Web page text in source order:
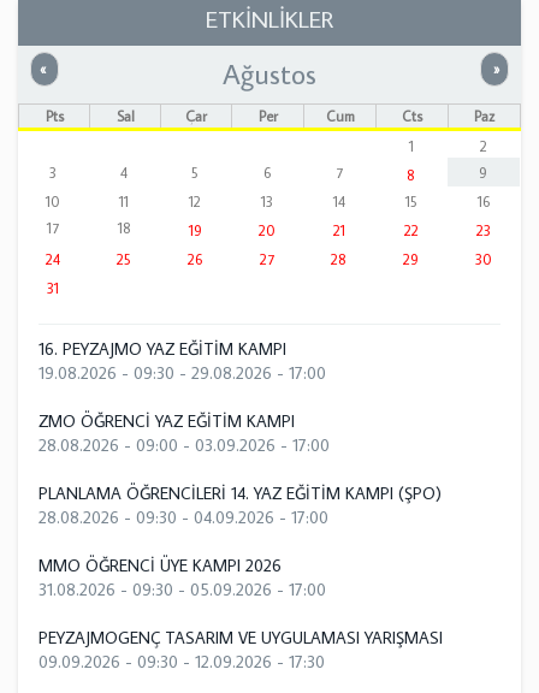
ETKİNLİKLER
« Önceki »
Ağustos
Pts Sal Çar Per Cum Cts
Paz
1
2
3
4 5 6 7 8
9
10
11 12 13 14 15
16
17
18 19 20 21 22
23
24
25 26 27 28 29
30
31
16. PEYZAJMO YAZ EĞİTİM KAMPI
19.08.2026 - 09:30 - 29.08.2026 - 17:00
ZMO ÖĞRENCİ YAZ EĞİTİM KAMPI
28.08.2026 - 09:00 - 03.09.2026 - 17:00
PLANLAMA ÖĞRENCİLERİ 14. YAZ EĞİTİM KAMPI (ŞPO)
28.08.2026 - 09:30 - 04.09.2026 - 17:00
MMO ÖĞRENCİ ÜYE KAMPI 2026
31.08.2026 - 09:30 - 05.09.2026 - 17:00
PEYZAJMOGENÇ TASARIM VE UYGULAMASI YARIŞMASI
09.09.2026 - 09:30 - 12.09.2026 - 17:30